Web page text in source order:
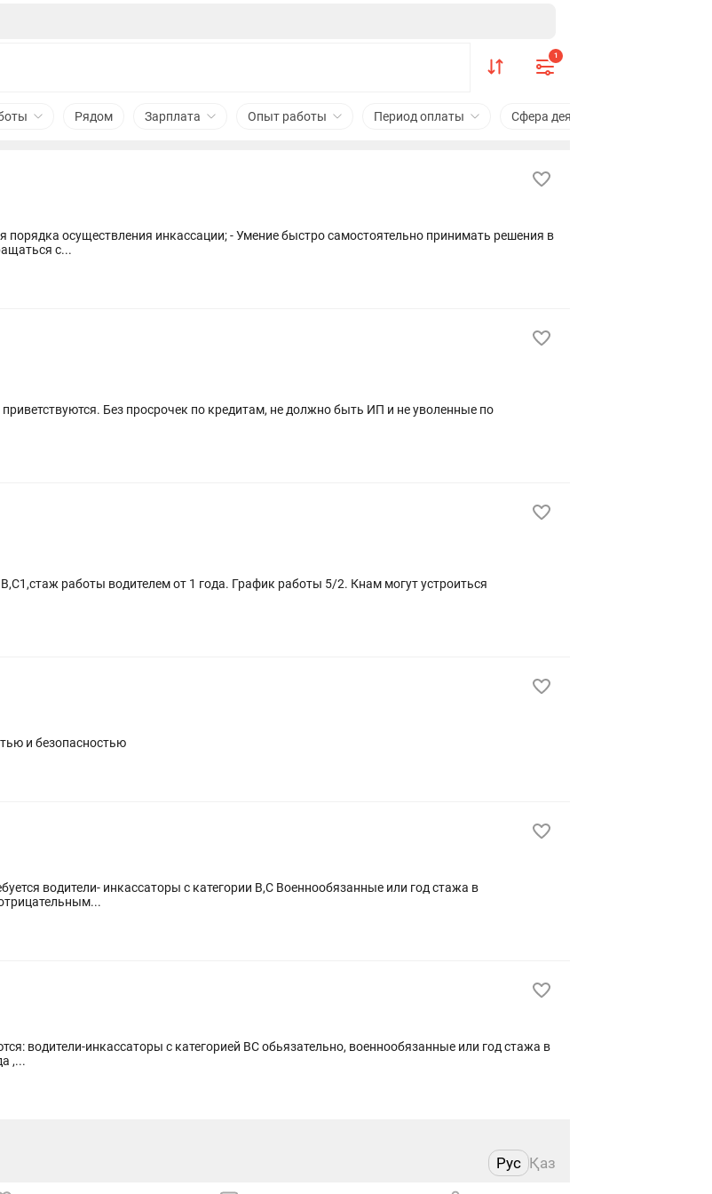
1
Рядом Зарплата Опыт работы Период оплаты Сфера деятельности
порядка осуществления инкассации; - Умение быстро самостоятельно принимать решения в
с...
Без просрочек по кредитам, не должно быть ИП и не уволенные по
от 1 года. График работы 5/2. Кнам могут устроиться
и безопасностью
водители- инкассаторы с категории B,C Военнообязанные или год стажа в
по отрицательным...
водители-инкассаторы с категорией ВС обьязательно, военнообязанные или год стажа в
,...
Рус Қаз